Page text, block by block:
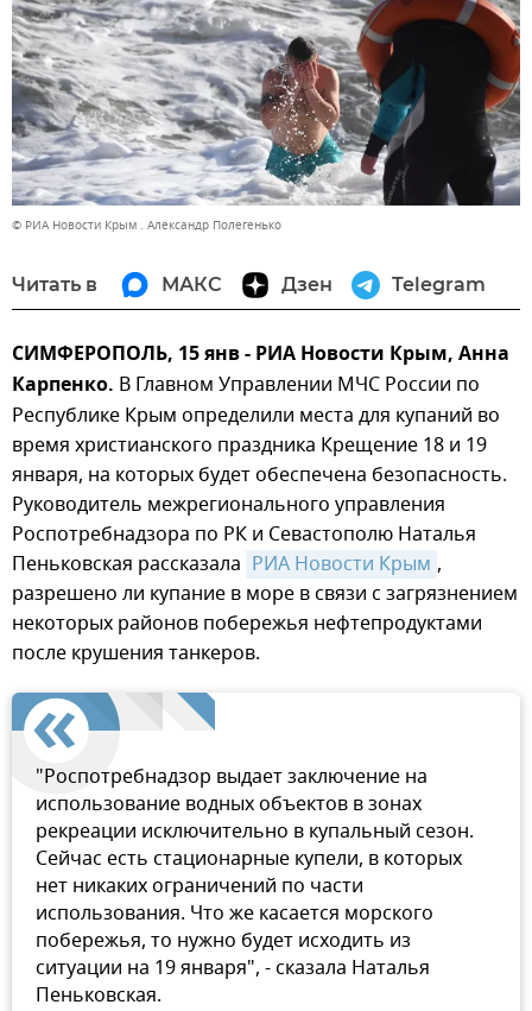
© РИА Новости Крым . Александр Полегенько
Читать в МАКС Дзен Telegram
СИМФЕРОПОЛЬ, 15 янв - РИА Новости Крым, Анна
Карпенко. В Главном Управлении МЧС России по
Республике Крым определили места для купаний во
время христианского праздника Крещение 18 и 19
января, на которых будет обеспечена безопасность.
Руководитель межрегионального управления
Роспотребнадзора по РК и Севастополю Наталья
Пеньковская рассказала РИА Новости Крым ,
разрешено ли купание в море в связи с загрязнением
некоторых районов побережья нефтепродуктами
после крушения танкеров.
"Роспотребнадзор выдает заключение на
использование водных объектов в зонах
рекреации исключительно в купальный сезон.
Сейчас есть стационарные купели, в которых
нет никаких ограничений по части
использования. Что же касается морского
побережья, то нужно будет исходить из
ситуации на 19 января", - сказала Наталья
Пеньковская.